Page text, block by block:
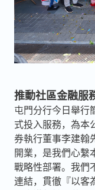
推動社區金融服
屯門分行今日舉行
式投入服務，為本
券執行董事李建翰
開業，是我們心繫
戰略性部署。我們
連結，貫徹『以客